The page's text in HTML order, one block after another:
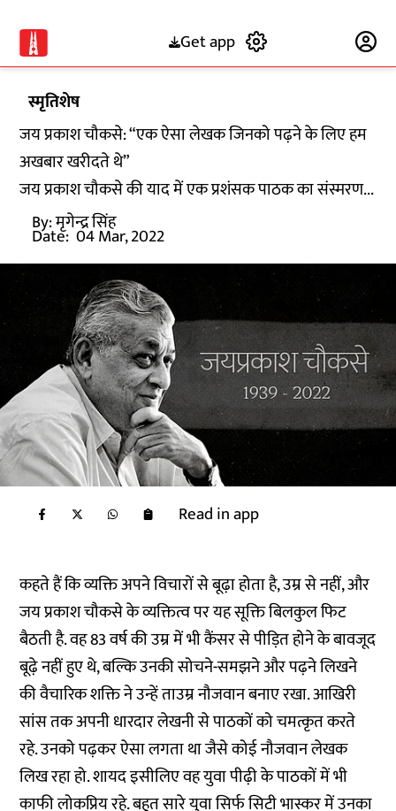
Get app
स्मृतिशेष
जय प्रकाश चौकसे: “एक ऐसा लेखक जिनको पढ़ने के लिए हम
अखबार खरीदते थे”
जय प्रकाश चौकसे की याद में एक प्रशंसक पाठक का संस्मरण...
By:मृगेन्द्र सिंह
Date: 04 Mar, 2022
Read in app
कहते हैं कि व्यक्ति अपने विचारों से बूढ़ा होता है, उम्र से नहीं, और
जय प्रकाश चौकसे के व्यक्तित्व पर यह सूक्ति बिलकुल फिट
बैठती है. वह 83 वर्ष की उम्र में भी कैंसर से पीड़ित होने के बावजूद
बूढ़े नहीं हुए थे, बल्कि उनकी सोचने-समझने और पढ़ने लिखने
की वैचारिक शक्ति ने उन्हें ताउम्र नौजवान बनाए रखा. आखिरी
सांस तक अपनी धारदार लेखनी से पाठकों को चमत्कृत करते
रहे. उनको पढ़कर ऐसा लगता था जैसे कोई नौजवान लेखक
लिख रहा हो. शायद इसीलिए वह युवा पीढ़ी के पाठकों में भी
काफी लोकप्रिय रहे. बहुत सारे युवा सिर्फ सिटी भास्कर में उनका